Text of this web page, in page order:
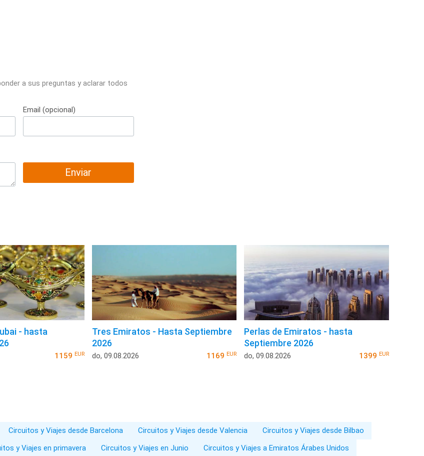
a sus preguntas y aclarar todos
Email (opcional)
Enviar
- hasta
1159 EUR
Tres Emiratos - Hasta Septiembre
2026
do, 09.08.2026 1169EUR
Perlas de Emiratos - hasta
Septiembre 2026
do, 09.08.2026 1399 EUR
Circuitos y Viajes desde Barcelona Circuitos y Viajes desde Valencia
Circuitos y Viajes desde Bilbao
y Viajes en primavera Circuitos y Viajes en Junio Circuitos y Viajes a Emiratos Árabes Unidos